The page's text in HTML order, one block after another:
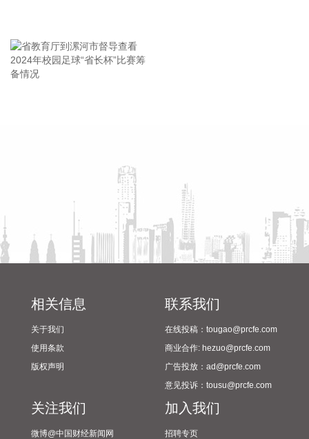
合作正在有序推进中。
2026-08-08 16:22:12
陆前后，华东降雨进一步增强，江苏南部、安徽东南部、上
海、浙江大部将有大到暴雨，其中上海南部、浙江东部有特大
暴雨，局地日降雨量将达到400毫米甚至500毫米以上，极端性
较强，需注意防范。
2026-08-08 15:54:28
8月8日，记者从上海轮渡获悉，因受今年第13号台风“白海
2026-08-08 15:43:12
8月7日，随着最后一段沥青路面完成摊铺，由中铁五局承建的
京昆高速广（元）绵（阳）段扩容工程主线路面63.879公里顺
利贯通，标志着该段主线路面贯通过半。广绵高速扩容项目全
长约124公里，是国家“十纵十横”综合运输大通道首都放射线
2026-08-08 15:32:28
相关信息
关于我们
使用条款
版权声明
联系我们
在线投稿：tougao@prcfe.com
商业合作: hezuo@prcfe.com
广告投放：ad@prcfe.com
意见投诉：tousu@prcfe.com
关注我们
微博@中国财经新闻网
加入我们
招聘专页